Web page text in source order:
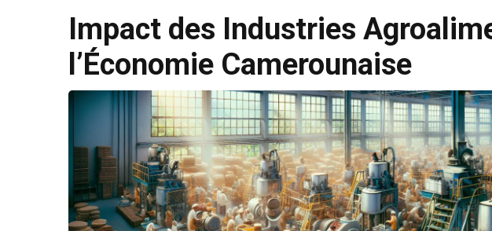
Impact des Industries
l’Économie Camerounaise